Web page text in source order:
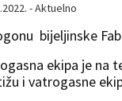
- Aktuelno
bijeljinske
ekipa je na
i vatrogasne